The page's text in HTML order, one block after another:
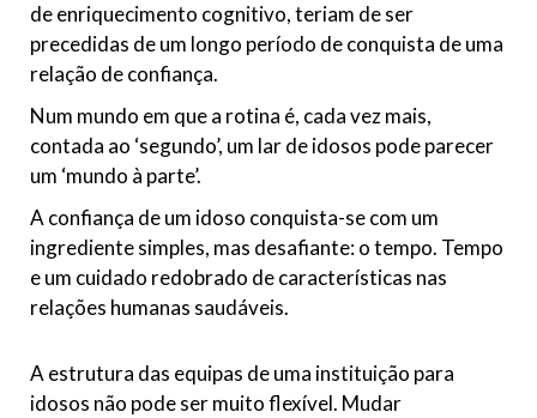
de enriquecimento cognitivo, teriam de ser
precedidas de um longo período de conquista de uma
relação de confiança.
Num mundo em que a rotina é, cada vez mais,
contada ao ‘segundo’, um lar de idosos pode parecer
um ‘mundo à parte’.
A confiança de um idoso conquista-se com um
ingrediente simples, mas desafiante: o tempo. Tempo
e um cuidado redobrado de características nas
relações humanas saudáveis.
A estrutura das equipas de uma instituição para
idosos não pode ser muito flexível. Mudar